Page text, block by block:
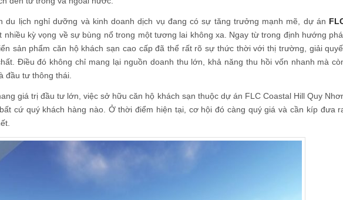
du lịch nghỉ dưỡng và kinh doanh dịch vụ đang có sự tăng trưởng mạnh mẽ, dự án
nhiều kỳ vọng về sự bùng nổ trong một tương lai không xa. Ngay từ trong định hướng
sản phẩm căn hộ khách sạn cao cấp đã thể rất rõ sự thức thời với thị trường, giải
Điều đó không chỉ mang lại nguồn doanh thu lớn, khả năng thu hồi vốn nhanh mà
đầu tư thông thái.
giá trị đầu tư lớn, việc sở hữu căn hộ khách sạn thuộc dự án FLC Coastal Hill Quy
cứ quý khách hàng nào. Ở thời điểm hiện tại, cơ hội đó càng quý giá và cần kíp đưa